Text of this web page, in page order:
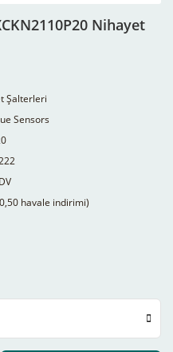
Nihayet
Şalterleri
Sensors
havale indirimi)